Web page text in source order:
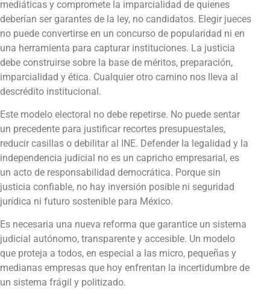
mediáticas y compromete la imparcialidad de quienes
deberían ser garantes de la ley, no candidatos. Elegir jueces
no puede convertirse en un concurso de popularidad ni en
una herramienta para capturar instituciones. La justicia
debe construirse sobre la base de méritos, preparación,
imparcialidad y ética. Cualquier otro camino nos lleva al
descrédito institucional.
Este modelo electoral no debe repetirse. No puede sentar
un precedente para justificar recortes presupuestales,
reducir casillas o debilitar al INE. Defender la legalidad y la
independencia judicial no es un capricho empresarial, es
un acto de responsabilidad democrática. Porque sin
justicia confiable, no hay inversión posible ni seguridad
jurídica ni futuro sostenible para México.
Es necesaria una nueva reforma que garantice un sistema
judicial autónomo, transparente y accesible. Un modelo
que proteja a todos, en especial a las micro, pequeñas y
medianas empresas que hoy enfrentan la incertidumbre de
un sistema frágil y politizado.